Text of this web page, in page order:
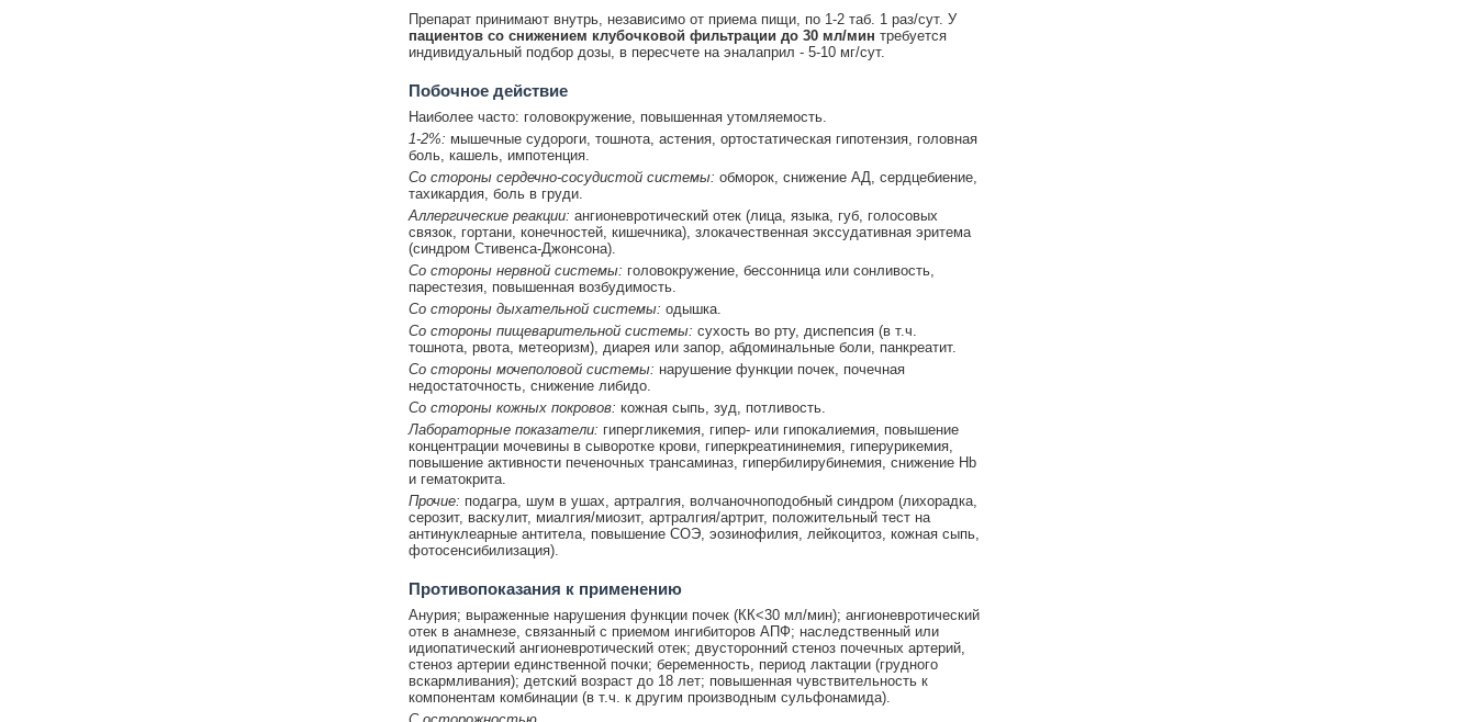
Препарат принимают внутрь, независимо от приема пищи, по 1-2 таб. 1 раз/сут. У
пациентов со снижением клубочковой фильтрации до 30 мл/мин требуется
индивидуальный подбор дозы, в пересчете на эналаприл - 5-10 мг/сут.
Побочное действие
Наиболее часто: головокружение, повышенная утомляемость.
1-2%: мышечные судороги, тошнота, астения, ортостатическая гипотензия, головная
боль, кашель, импотенция.
Со стороны сердечно-сосудистой системы: обморок, снижение АД, сердцебиение,
тахикардия, боль в груди.
Аллергические реакции: ангионевротический отек (лица, языка, губ, голосовых
связок, гортани, конечностей, кишечника), злокачественная экссудативная эритема
(синдром Стивенса-Джонсона).
Со стороны нервной системы: головокружение, бессонница или сонливость,
парестезия, повышенная возбудимость.
Со стороны дыхательной системы: одышка.
Со стороны пищеварительной системы: сухость во рту, диспепсия (в т.ч.
тошнота, рвота, метеоризм), диарея или запор, абдоминальные боли, панкреатит.
Со стороны мочеполовой системы: нарушение функции почек, почечная
недостаточность, снижение либидо.
Со стороны кожных покровов: кожная сыпь, зуд, потливость.
Лабораторные показатели: гипергликемия, гипер- или гипокалиемия, повышение
концентрации мочевины в сыворотке крови, гиперкреатининемия, гиперурикемия,
повышение активности печеночных трансаминаз, гипербилирубинемия, снижение Hb
и гематокрита.
Прочие: подагра, шум в ушах, артралгия, волчаночноподобный синдром (лихорадка,
серозит, васкулит, миалгия/миозит, артралгия/артрит, положительный тест на
антинуклеарные антитела, повышение СОЭ, эозинофилия, лейкоцитоз, кожная сыпь,
фотосенсибилизация).
Противопоказания к применению
Анурия; выраженные нарушения функции почек (КК<30 мл/мин); ангионевротический
отек в анамнезе, связанный с приемом ингибиторов АПФ; наследственный или
идиопатический ангионевротический отек; двусторонний стеноз почечных артерий,
стеноз артерии единственной почки; беременность, период лактации (грудного
вскармливания); детский возраст до 18 лет; повышенная чувствительность к
компонентам комбинации (в т.ч. к другим производным сульфонамида).